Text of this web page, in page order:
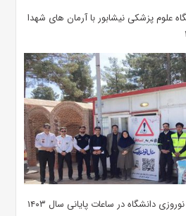
علوم پزشکی نیشابور با آرمان های شهدا
دانشگاه در ساعات پایانی سال ۱۴۰۳